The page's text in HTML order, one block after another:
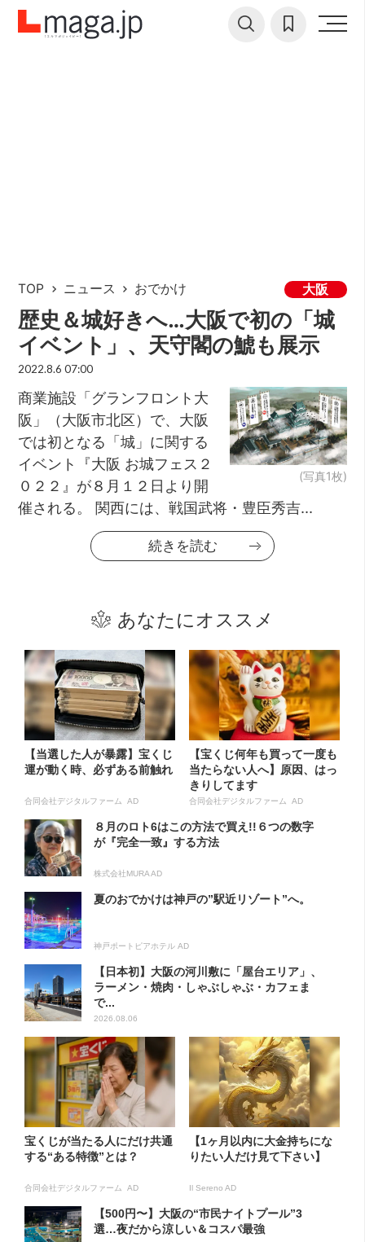
TOP ニュース おでかけ 大阪
歴史＆城好きへ…大阪で初の「城
イベント」、天守閣の鯱も展示
2022.8.6 07:00
(写真1枚)
商業施設「グランフロント大
阪」（大阪市北区）で、大阪
では初となる「城」に関する
イベント『大阪 お城フェス２
０２２』が８月１２日より開
催される。 関西には、戦国武将・豊臣秀吉...
続きを読む
あなたにオススメ
【当選した人が暴露】宝くじ
運が動く時、必ずある前触れ
合同会社デジタルファーム AD
【宝くじ何年も買って一度も
当たらない人へ】原因、はっ
きりしてます
合同会社デジタルファーム AD
８月のロト6はこの方法で買え!!６つの数字
が『完全一致』する方法
株式会社MURA AD
夏のおでかけは神戸の”駅近リゾート”へ。
神戸ポートピアホテル AD
【日本初】大阪の河川敷に「屋台エリア」、
ラーメン・焼肉・しゃぶしゃぶ・カフェま
で...
2026.08.06
宝くじが当たる人にだけ共通
する“ある特徴”とは？
合同会社デジタルファーム AD
【1ヶ月以内に大金持ちにな
りたい人だけ見て下さい】
Il Sereno AD
【500円〜】大阪の“市民ナイトプール”3
選…夜だから涼しい＆コスパ最強